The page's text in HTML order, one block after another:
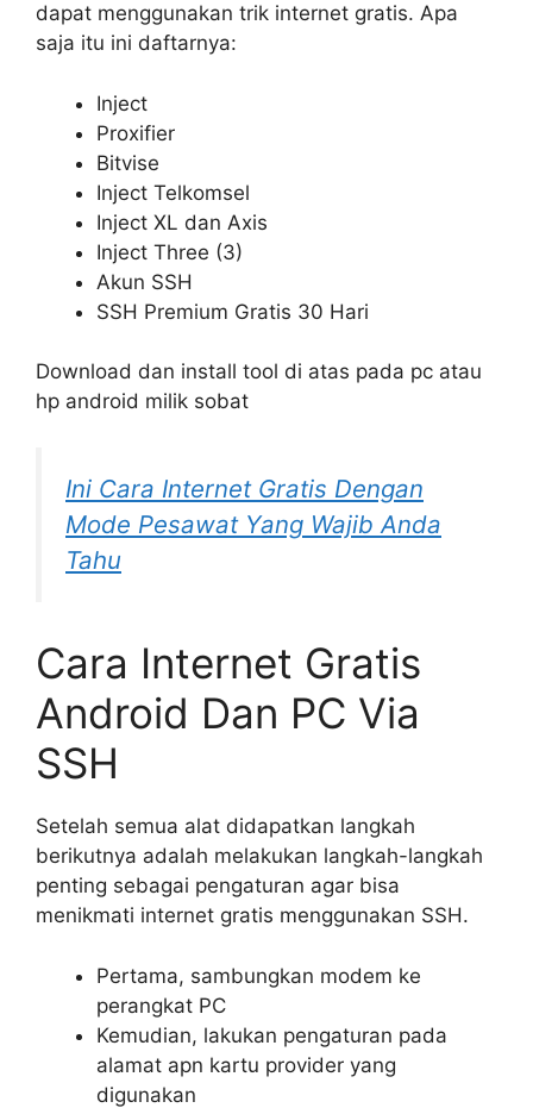
dapat menggunakan trik internet gratis. Apa
saja itu ini daftarnya:
Inject
Proxifier
Bitvise
Inject Telkomsel
Inject XL dan Axis
Inject Three (3)
Akun SSH
SSH Premium Gratis 30 Hari
Download dan install tool di atas pada pc atau
hp android milik sobat
Ini Cara Internet Gratis Dengan
Mode Pesawat Yang Wajib Anda
Tahu
Cara Internet Gratis
Android Dan PC Via
SSH
Setelah semua alat didapatkan langkah
berikutnya adalah melakukan langkah-langkah
penting sebagai pengaturan agar bisa
menikmati internet gratis menggunakan SSH.
Pertama, sambungkan modem ke
perangkat PC
Kemudian, lakukan pengaturan pada
alamat apn kartu provider yang
digunakan